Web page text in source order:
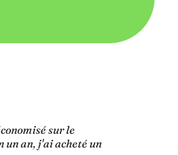
sur le
un an, j'ai acheté un